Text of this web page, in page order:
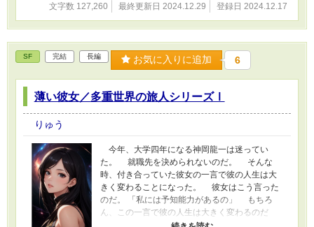
文字数 127,260 最終更新日 2024.12.29 登録日 2024.12.17
SF 完結 長編 お気に入りに追加 6
薄い彼女／多重世界の旅人シリーズⅠ
りゅう
今年、大学四年になる神岡龍一は迷ってい
た。 就職先を決められないのだ。 そんな
時、付き合っていた彼女の一言で彼の人生は大
きく変わることになった。 彼女はこう言った
のだ。 「私には予知能力があるの」 もちろ
ん、この一言で彼の人生は大きく変わるのだ
が、それよりも驚いたのは彼女の存在確率が極